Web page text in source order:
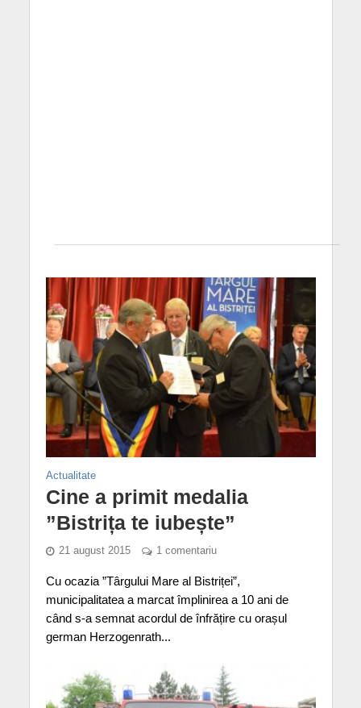
Actualitate
Cine a primit medalia
”Bistrița te iubește”
21 august 2015 1 comentariu
Cu ocazia ”Târgului Mare al Bistriței”,
municipalitatea a marcat împlinirea a 10 ani de
când s-a semnat acordul de înfrățire cu orașul
german Herzogenrath...